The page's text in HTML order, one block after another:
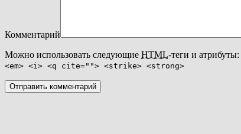
Комментарий
Можно использовать следующие HTML-теги и атрибуты:
<em> <i> <q cite=""> <strike> <strong>